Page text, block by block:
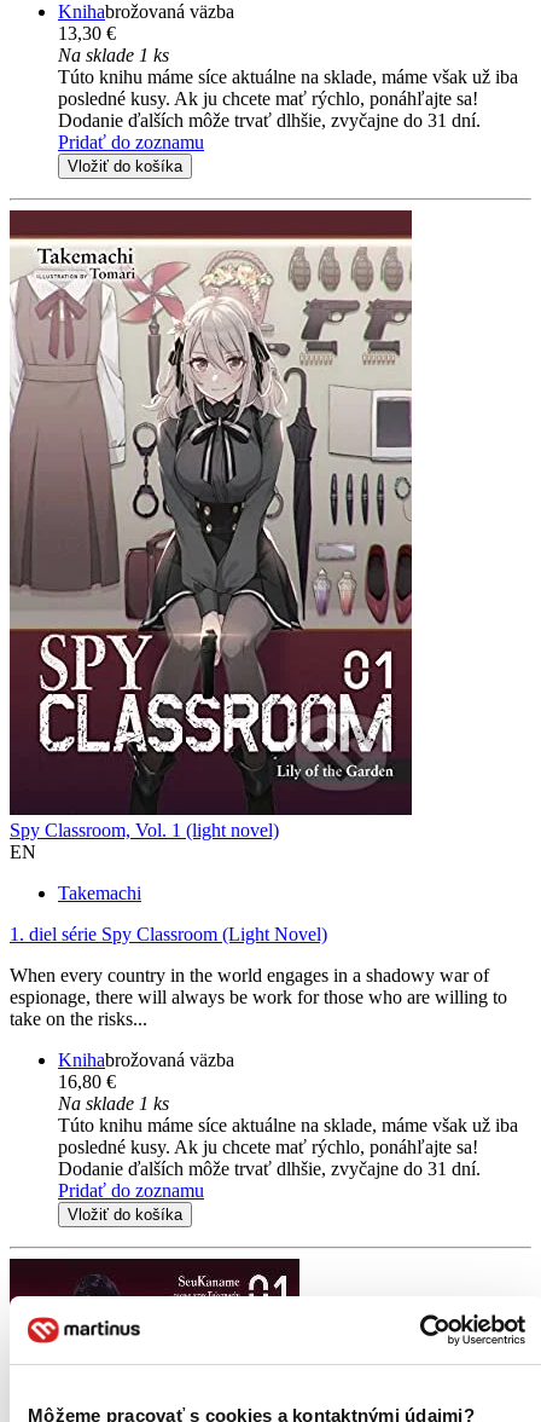
Môžeme pracovať s cookies a kontaktnými údajmi?
Knihabrožovaná väzba
13,30 €
Na sklade 1 ks
Túto knihu máme síce aktuálne na sklade, máme však už iba
posledné kusy. Ak ju chcete mať rýchlo, ponáhľajte sa!
Dodanie ďalších môže trvať dlhšie, zvyčajne do 31 dní.
Pridať do zoznamu
Vložiť do košíka
Spy Classroom, Vol. 1 (light novel)
EN
Takemachi
1. diel série Spy Classroom (Light Novel)
When every country in the world engages in a shadowy war of
espionage, there will always be work for those who are willing to
take on the risks...
Knihabrožovaná väzba
16,80 €
Na sklade 1 ks
Túto knihu máme síce aktuálne na sklade, máme však už iba
posledné kusy. Ak ju chcete mať rýchlo, ponáhľajte sa!
Dodanie ďalších môže trvať dlhšie, zvyčajne do 31 dní.
Pridať do zoznamu
Vložiť do košíka